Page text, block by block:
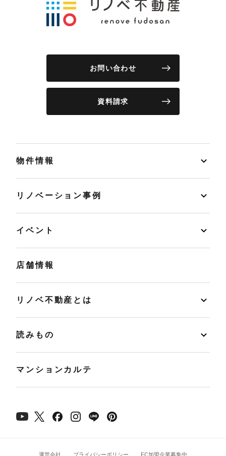
お問い合わせ
資料請求
物件情報
リノベーション事例
イベント
店舗情報
リノベ不動産とは
読みもの
マンションカルテ
運営会社 プライバシーポリシー FC加盟企業募集中